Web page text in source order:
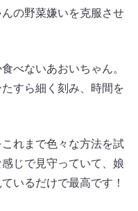
の野菜嫌いを克服させ
べないあおいちゃん。
すら細く刻み、時間を
れまで色々な方法を試
じで見守っていて、娘
いるだけで最高です！